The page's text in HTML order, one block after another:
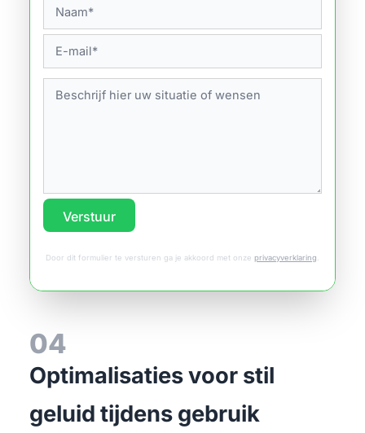
Verstuur
Door dit formulier te versturen ga je akkoord met onze privacyverklaring.
04
Optimalisaties voor stil
geluid tijdens gebruik